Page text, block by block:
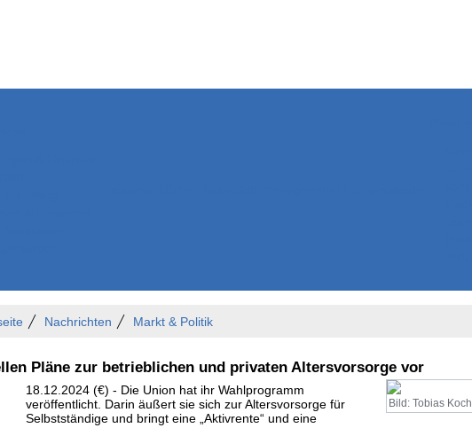
Nachrichten Markt & Politik
Pläne zur betrieblichen und privaten Altersvorsorge vor
Bild: Tobias Koch
18.12.2024 (€) - Die Union hat ihr Wahlprogramm
veröffentlicht. Darin äußert sie sich zur Altersvorsorge für
Selbstständige und bringt eine „Aktivrente“ und eine